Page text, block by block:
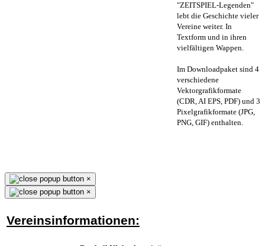
"ZEITSPIEL-Legenden"
lebt die Geschichte vieler
Vereine weiter. In
Textform und in ihren
vielfältigen Wappen.
Im Downloadpaket sind 4
verschiedene
Vektorgrafikformate
(CDR, AI EPS, PDF) und 3
Pixelgrafikformate (JPG,
PNG, GIF) enthalten.
×
×
Vereinsinformationen: